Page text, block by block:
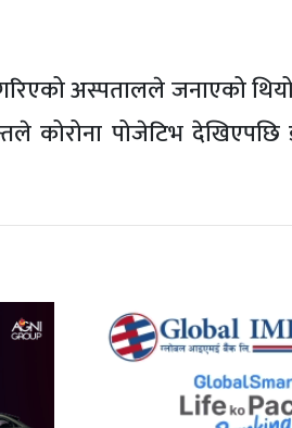
अस्पतालले जनाएको
कोरोना पोजेटिभ